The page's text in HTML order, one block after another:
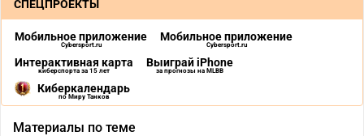
СПЕЦПРОЕКТЫ
Мобильное приложение
Cybersport.ru
Мобильное приложение
Cybersport.ru
Интерактивная карта
киберспорта за 15 лет
Выиграй iPhone
за прогнозы на MLBB
Киберкалендарь
по Миру Танков
Материалы по теме